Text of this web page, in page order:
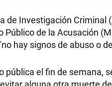
de Investigación Criminal
de la Acusación
hay signos de abuso o
pública el fin de semana,